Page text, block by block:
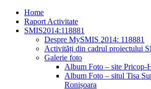
Skip
content
Home
Raport Activitate
SMIS2014:118881
Despre MySMIS 2014: 118881
Activități din cadrul proiectului
Galerie foto
Album Foto – site Pricop-
Album Foto – situl Tisa
Ronișoara